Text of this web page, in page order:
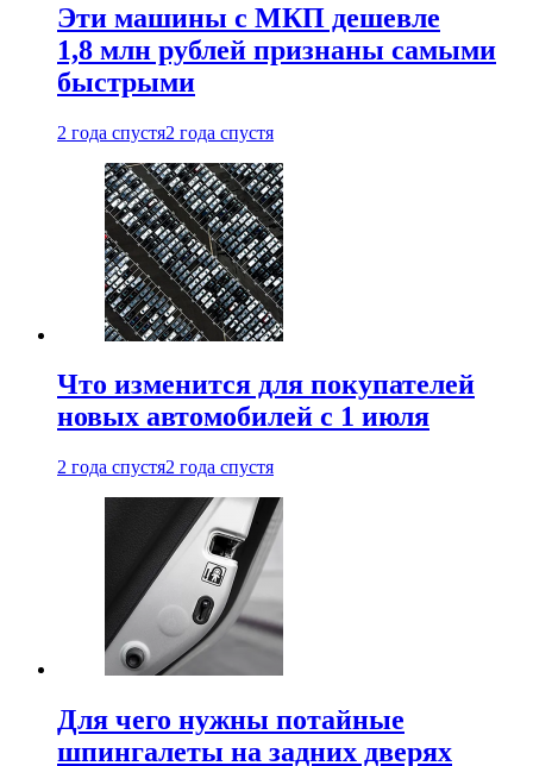
Эти машины с МКП дешевле
1,8 млн рублей признаны самыми
быстрыми
2 года спустя2 года спустя
Что изменится для покупателей
новых автомобилей с 1 июля
2 года спустя2 года спустя
Для чего нужны потайные
шпингалеты на задних дверях